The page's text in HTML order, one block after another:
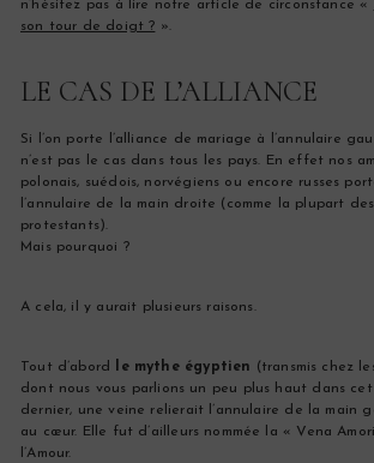
n’hésitez pas à lire notre article de circonstance «
son tour de doigt ? ».
LE CAS DE L’ALLIANCE
Si l’on porte l’alliance de mariage à l’annulaire
n’est pas le cas dans tous les pays. En effet nos
polonais, suédois, norvégiens ou encore russes
l’annulaire de la main droite (comme la plupart
protestants).
Mais pourquoi ?
A cela, il y aurait plusieurs raisons.
Tout d’abord le mythe égyptien (transmis chez
dont nous vous parlions un peu plus haut dans
dernier, une veine relierait l’annulaire de la main
au cœur. Elle fut d’ailleurs nommée la « Vena
l’Amour.